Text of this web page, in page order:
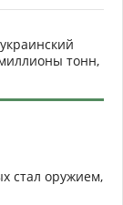
тонн,
стал оружием,